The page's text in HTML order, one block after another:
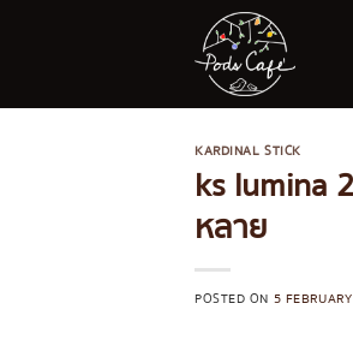
KARDINAL STICK
ks lumina
หลาย
POSTED ON 5